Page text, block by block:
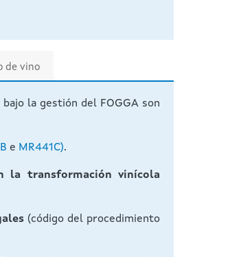
de vino
la gestión del FOGGA son
e MR441C).
la transformación vinícola
(código del procedimiento